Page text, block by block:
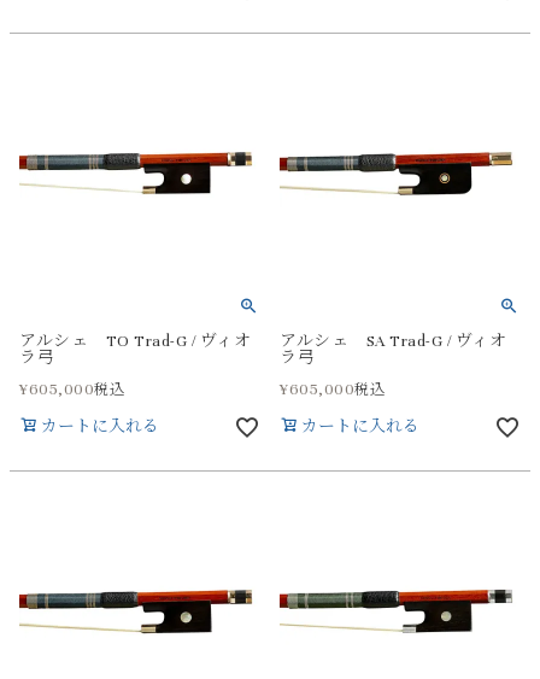
アルシェ TO Trad-G / ヴィオ
ラ弓
¥605,000税込
カートに入れる
アルシェ SA Trad-G / ヴィオ
ラ弓
¥605,000税込
カートに入れる